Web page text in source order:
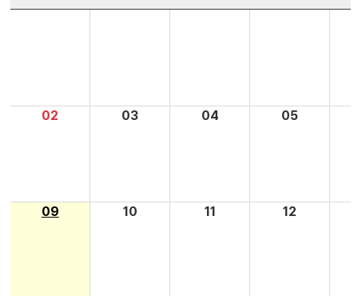
02 03 04 05
09 10 11 12